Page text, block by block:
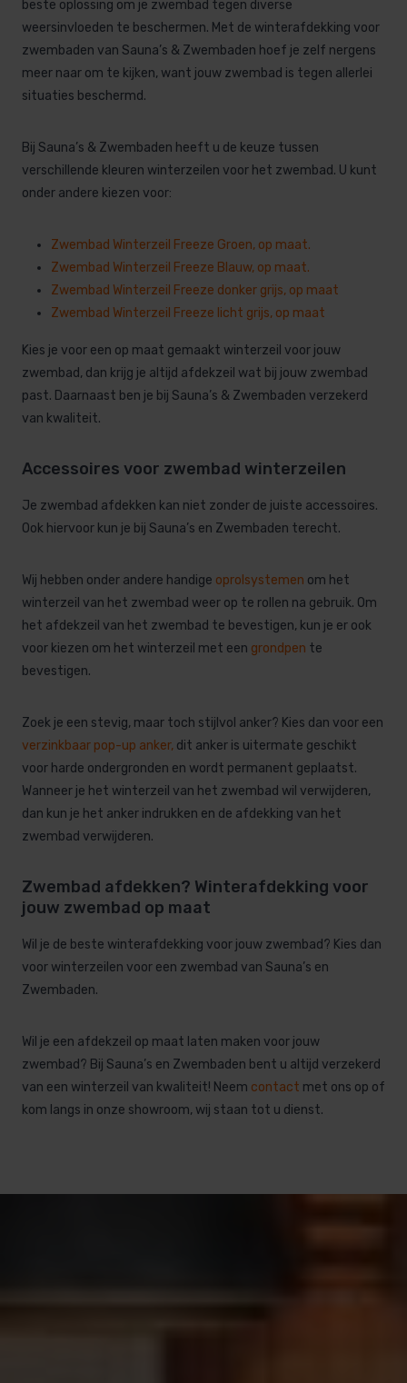
beste oplossing om je zwembad tegen diverse
weersinvloeden te beschermen. Met de winterafdekking voor
zwembaden van Sauna’s & Zwembaden hoef je zelf nergens
meer naar om te kijken, want jouw zwembad is tegen allerlei
situaties beschermd.
Bij Sauna’s & Zwembaden heeft u de keuze tussen
verschillende kleuren winterzeilen voor het zwembad. U kunt
onder andere kiezen voor:
Zwembad Winterzeil Freeze Groen, op maat.
Zwembad Winterzeil Freeze Blauw, op maat.
Zwembad Winterzeil Freeze donker grijs, op maat
Zwembad Winterzeil Freeze licht grijs, op maat
Kies je voor een op maat gemaakt winterzeil voor jouw
zwembad, dan krijg je altijd afdekzeil wat bij jouw zwembad
past. Daarnaast ben je bij Sauna’s & Zwembaden verzekerd
van kwaliteit.
Accessoires voor zwembad winterzeilen
Je zwembad afdekken kan niet zonder de juiste accessoires.
Ook hiervoor kun je bij Sauna’s en Zwembaden terecht.
Wij hebben onder andere handige oprolsystemen om het
winterzeil van het zwembad weer op te rollen na gebruik. Om
het afdekzeil van het zwembad te bevestigen, kun je er ook
voor kiezen om het winterzeil met een grondpen te
bevestigen.
Zoek je een stevig, maar toch stijlvol anker? Kies dan voor een
verzinkbaar pop-up anker, dit anker is uitermate geschikt
voor harde ondergronden en wordt permanent geplaatst.
Wanneer je het winterzeil van het zwembad wil verwijderen,
dan kun je het anker indrukken en de afdekking van het
zwembad verwijderen.
Zwembad afdekken? Winterafdekking voor
jouw zwembad op maat
Wil je de beste winterafdekking voor jouw zwembad? Kies dan
voor winterzeilen voor een zwembad van Sauna’s en
Zwembaden.
Wil je een afdekzeil op maat laten maken voor jouw
zwembad? Bij Sauna’s en Zwembaden bent u altijd verzekerd
van een winterzeil van kwaliteit! Neem contact met ons op of
kom langs in onze showroom, wij staan tot u dienst.